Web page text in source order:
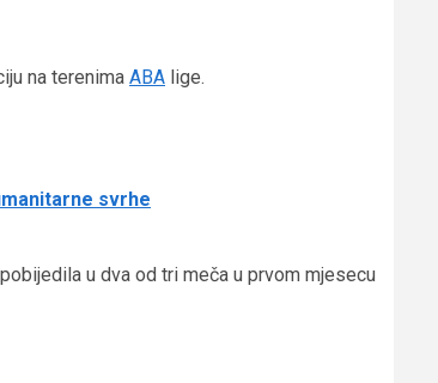
na terenima ABA lige.
svrhe
u dva od tri meča u prvom mjesecu